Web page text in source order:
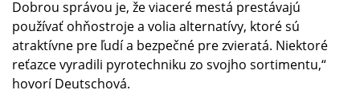
Dobrou správou je, že viaceré mestá prestávajú
používať ohňostroje a volia alternatívy, ktoré sú
atraktívne pre ľudí a bezpečné pre zvieratá. Niektoré
reťazce vyradili pyrotechniku zo svojho sortimentu,“
hovorí Deutschová.